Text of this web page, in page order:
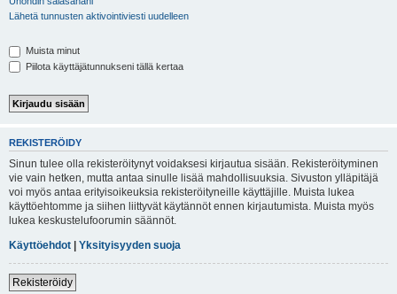
Lähetä tunnusten aktivointiviesti uudelleen
Muista minut
Piilota käyttäjätunnukseni tällä kertaa
REKISTERÖIDY
Sinun tulee olla rekisteröitynyt voidaksesi kirjautua sisään. Rekisteröityminen
vie vain hetken, mutta antaa sinulle lisää mahdollisuuksia. Sivuston ylläpitäjä
voi myös antaa erityisoikeuksia rekisteröityneille käyttäjille. Muista lukea
käyttöehtomme ja siihen liittyvät käytännöt ennen kirjautumista. Muista myös
lukea keskustelufoorumin säännöt.
Käyttöehdot | Yksityisyyden suoja
Rekisteröidy